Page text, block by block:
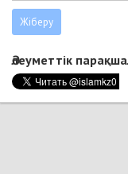
Әлеуметтік